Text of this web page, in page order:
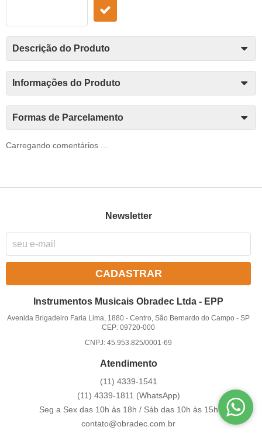
Descrição do Produto
Informações do Produto
Formas de Parcelamento
Carregando comentários ...
Newsletter
CADASTRAR
Instrumentos Musicais Obradec Ltda - EPP
Avenida Brigadeiro Faria Lima, 1880 -Centro, São Bernardo do Campo -SP
CEP: 09720-000
CNPJ: 45.953.825/0001-69
Atendimento
(11) 4339-1541
(11) 4339-1811 (WhatsApp)
Seg a Sex das 10h às 18h / Sáb das 10h às 15h
contato@obradec.com.br